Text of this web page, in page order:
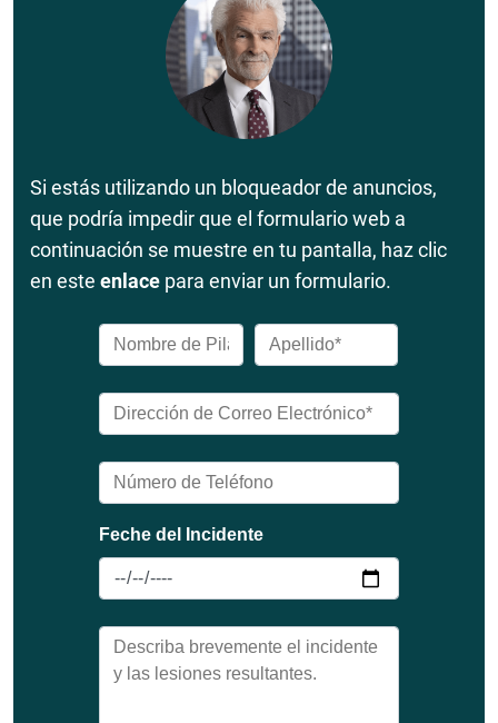
Si estás utilizando un bloqueador de anuncios,
que podría impedir que el formulario web a
continuación se muestre en tu pantalla, haz clic
en este enlace para enviar un formulario.